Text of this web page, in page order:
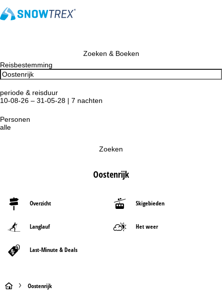
Zoeken & Boeken
Reisbestemming
periode & reisduur
10-08-26 – 31-05-28 | 7 nachten
Personen
alle
Zoeken
Oostenrijk
Overzicht Skigebieden
Langlauf Het weer
Last-Minute & Deals
S Oostenrijk